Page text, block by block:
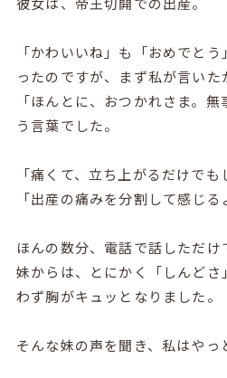
「かわいいね」も「おめでと
ったのですが、まず私が言い
「ほんとに、おつかれさま。
う言葉でした。
「痛くて、立ち上がるだけでも
「出産の痛みを分割して感じる
ほんの数分、電話で話しただけ
妹からは、とにかく「しんどさ
わず胸がキュッとなりました。
そんな妹の声を聞き、私はやっ